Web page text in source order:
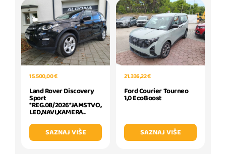
15.500,00 €
Land Rover Discovery
Sport
*REG.08/2026*JAMSTVO,
LED,NAVI,KAMERA..
SAZNAJ VIŠE
21.336,22 €
Ford Courier Tourneo
1,0 EcoBoost
SAZNAJ VIŠE